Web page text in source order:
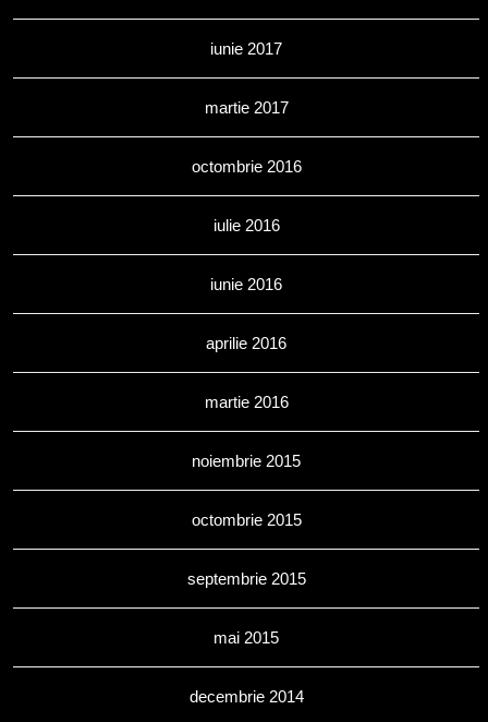
iunie 2017
martie 2017
octombrie 2016
iulie 2016
iunie 2016
aprilie 2016
martie 2016
noiembrie 2015
octombrie 2015
septembrie 2015
mai 2015
decembrie 2014